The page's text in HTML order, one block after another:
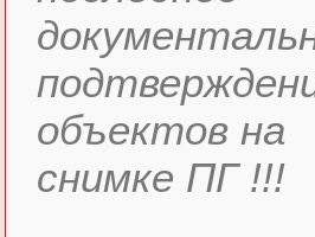
объектов на
снимке ПГ !!!